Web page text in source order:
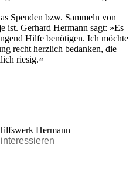
Spenden bzw. Sammeln von
ist. Gerhard Hermann sagt: »Es
Hilfe benötigen. Ich möchte
recht herzlich bedanken, die
riesig.«
Hermann